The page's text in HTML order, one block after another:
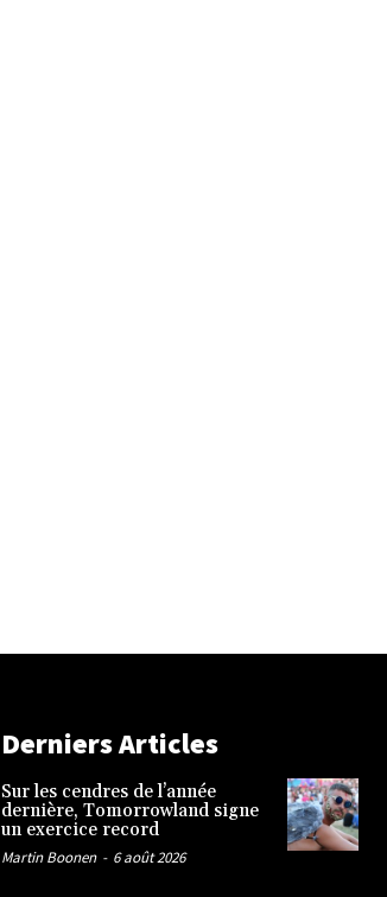
Derniers Articles
Sur les cendres de l’année
dernière, Tomorrowland signe
un exercice record
Martin Boonen - 6 août 2026